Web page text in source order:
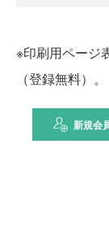
※印刷用ページ
（登録無料）。
新規会